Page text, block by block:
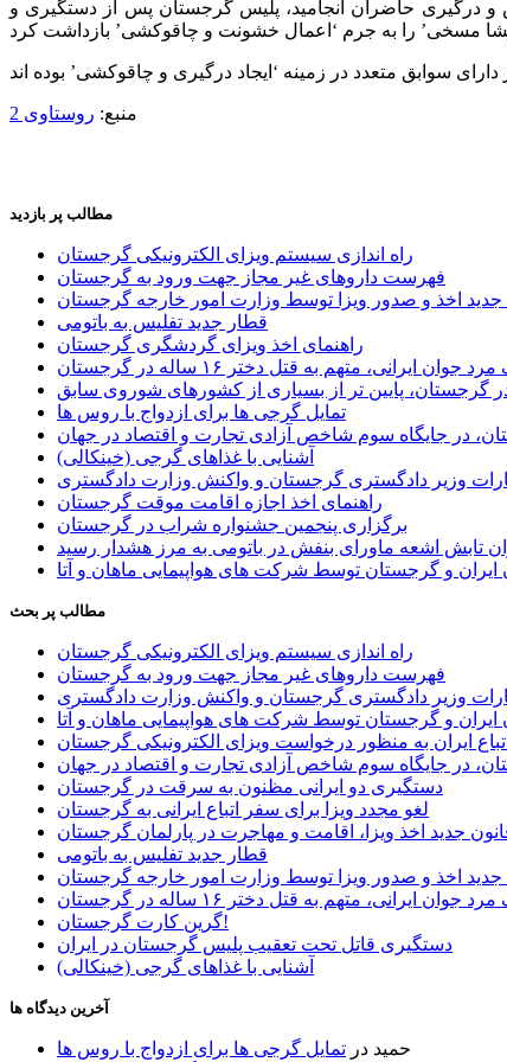
و درگیری حاضران انجامید، پلیس گرجستان پس از دستگیری و
منبع: روستاوی 2
مطالب پر بازدید
راه اندازی سیستم ویزای الکترونیکی گرجستان
فهرست داروهای غیر مجاز جهت ورود به گرجستان
جدید اخذ و صدور ویزا توسط وزارت امور خارجه گرجستان
قطار جدید تفلیس به باتومی
راهنمای اخذ ویزای گردشگری گرجستان
جوان ایرانی، متهم به قتل دختر ۱۶ ساله در گرجستان
پایین تر از بسیاری از کشورهای شوروی سابق
تمایل گرجی ها برای ازدواج با روس ها
در جایگاه سوم شاخص آزادی تجارت و اقتصاد در جهان
آشنایی با غذاهای گرجی (خینکالی)
وزیر دادگستری گرجستان و واکنش وزارت دادگستری
راهنمای اخذ اجازه اقامت موقت گرجستان
برگزاری پنجمین جشنواره شراب در گرجستان
تابش اشعه ماورای بنفش در باتومی به مرز هشدار رسید
ایران و گرجستان توسط شرکت های هواپیمایی ماهان و آتا
مطالب پر بحث
راه اندازی سیستم ویزای الکترونیکی گرجستان
فهرست داروهای غیر مجاز جهت ورود به گرجستان
وزیر دادگستری گرجستان و واکنش وزارت دادگستری
ایران و گرجستان توسط شرکت های هواپیمایی ماهان و آتا
ایران به منظور درخواست ویزای الکترونیکی گرجستان
در جایگاه سوم شاخص آزادی تجارت و اقتصاد در جهان
دستگیری دو ایرانی مظنون به سرقت در گرجستان
لغو مجدد ویزا برای سفر اتباع ایرانی به گرجستان
جدید اخذ ویزا، اقامت و مهاجرت در پارلمان گرجستان
قطار جدید تفلیس به باتومی
جدید اخذ و صدور ویزا توسط وزارت امور خارجه گرجستان
جوان ایرانی، متهم به قتل دختر ۱۶ ساله در گرجستان
گرین کارت گرجستان!
دستگیری قاتل تحت تعقیب پلیس گرجستان در ایران
آشنایی با غذاهای گرجی (خینکالی)
آخرین دیدگاه ها
حمید در تمایل گرجی ها برای ازدواج با روس ها